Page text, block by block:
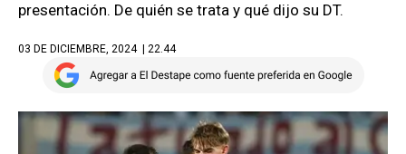
presentación. De quién se trata y qué dijo su DT.
03 DE DICIEMBRE, 2024 | 22.44